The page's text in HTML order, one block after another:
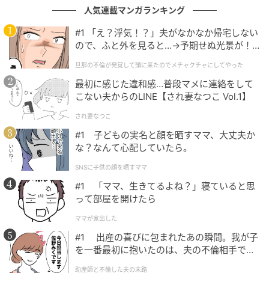
塊」となると、話しは別です。
なにせ設計図の原本です。
この大きなDNAが、細胞から細胞へ直接渡るという証
拠は、ヒトを含む哺乳類ではほとんどありませんでし
た。
ところが今回、研究チームは、その”原本の受け渡
し”が起きている現場を、顕微鏡でばっちり捉えてしま
ったのです。
では、DNAはどうやって隣の細胞へ渡るのでしょう
か。
話は、細胞分裂のちょっとした”しくじり”から始まり
ます。
人気連載マンガランキング
#1 「え？浮気！？」夫がなかなか帰宅しない
ので、ふと外を見ると…→予期せぬ光景が！
クチャにしてやった
旦那の不倫が発覚して頭に来たのでメチャクチャにしてやった
最初に感じた違和感…普段マメに連絡をして
こない夫からのLINE【され妻なつこ Vol.1】
され妻なつこ
#1 子どもの実名と顔を晒すママ、大丈夫か
な？なんて心配していたら。
SNSに子供の顔を晒すママ
#1 「ママ、生きてるよね？」寝ていると思
って部屋を開けたら
ママが家出した
#1 出産の喜びに包まれたあの瞬間。我が子
を一番最初に抱いたのは、夫の不倫相手でし
助産師と不倫した夫の末路